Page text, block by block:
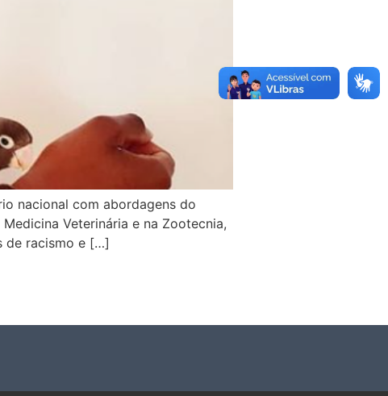
nacional com abordagens do
Veterinária e na Zootecnia,
de racismo e […]